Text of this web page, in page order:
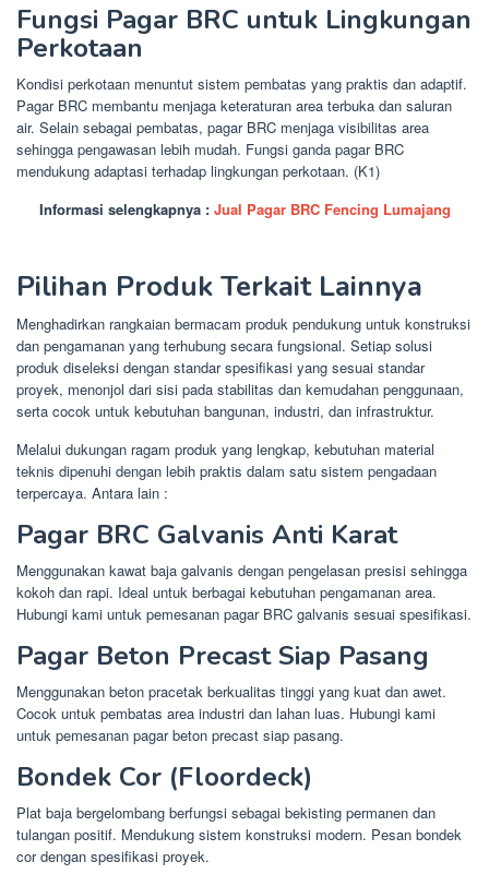
Fungsi Pagar BRC untuk Lingkungan
Perkotaan
Kondisi perkotaan menuntut sistem pembatas yang praktis dan adaptif.
Pagar BRC membantu menjaga keteraturan area terbuka dan saluran
air. Selain sebagai pembatas, pagar BRC menjaga visibilitas area
sehingga pengawasan lebih mudah. Fungsi ganda pagar BRC
mendukung adaptasi terhadap lingkungan perkotaan. (K1)
Informasi selengkapnya : Jual Pagar BRC Fencing Lumajang
Pilihan Produk Terkait Lainnya
Menghadirkan rangkaian bermacam produk pendukung untuk konstruksi
dan pengamanan yang terhubung secara fungsional. Setiap solusi
produk diseleksi dengan standar spesifikasi yang sesuai standar
proyek, menonjol dari sisi pada stabilitas dan kemudahan penggunaan,
serta cocok untuk kebutuhan bangunan, industri, dan infrastruktur.
Melalui dukungan ragam produk yang lengkap, kebutuhan material
teknis dipenuhi dengan lebih praktis dalam satu sistem pengadaan
terpercaya. Antara lain :
Pagar BRC Galvanis Anti Karat
Menggunakan kawat baja galvanis dengan pengelasan presisi sehingga
kokoh dan rapi. Ideal untuk berbagai kebutuhan pengamanan area.
Hubungi kami untuk pemesanan pagar BRC galvanis sesuai spesifikasi.
Pagar Beton Precast Siap Pasang
Menggunakan beton pracetak berkualitas tinggi yang kuat dan awet.
Cocok untuk pembatas area industri dan lahan luas. Hubungi kami
untuk pemesanan pagar beton precast siap pasang.
Bondek Cor (Floordeck)
Plat baja bergelombang berfungsi sebagai bekisting permanen dan
tulangan positif. Mendukung sistem konstruksi modern. Pesan bondek
cor dengan spesifikasi proyek.